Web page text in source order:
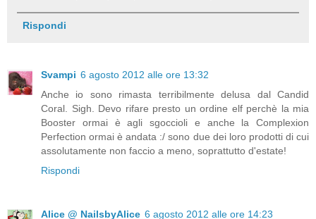
Rispondi
Svampi 6 agosto 2012 alle ore 13:32
Anche io sono rimasta terribilmente delusa dal Candid
Coral. Sigh. Devo rifare presto un ordine elf perchè la mia
Booster ormai è agli sgoccioli e anche la Complexion
Perfection ormai è andata :/ sono due dei loro prodotti di cui
assolutamente non faccio a meno, soprattutto d'estate!
Rispondi
Alice @ NailsbyAlice 6 agosto 2012 alle ore 14:23